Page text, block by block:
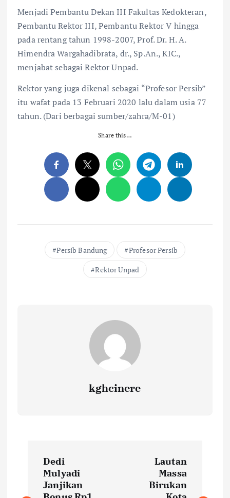
Menjadi Pembantu Dekan III Fakultas Kedokteran,
Pembantu Rektor III, Pembantu Rektor V hingga
pada rentang tahun 1998-2007, Prof. Dr. H. A.
Himendra Wargahadibrata, dr., Sp.An., KIC.,
menjabat sebagai Rektor Unpad.
Rektor yang juga dikenal sebagai “Profesor Persib”
itu wafat pada 13 Februari 2020 lalu dalam usia 77
tahun. (Dari berbagai sumber/zahra/M-01)
Share this…
Persib Bandung
Profesor Persib
Rektor Unpad
kghcinere
Dedi
Mulyadi
Janjikan
Lautan
Massa
Birukan